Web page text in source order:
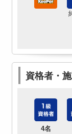
資格者・
4名